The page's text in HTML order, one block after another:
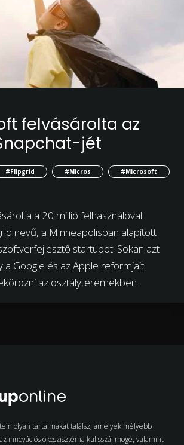
felvásárolta az
jét
#Flipgrid #Micros
#Microsoft
a 20 millió felhasználóval
nevű, a Minneapolisban alapított
startupot. Sokan azt
a Google és az Apple reformjait
az osztályteremekben.
olyan tartalmakat találsz, amelyek mélyebb
innovációs ökoszisztéma kulisszái mögé, valamint